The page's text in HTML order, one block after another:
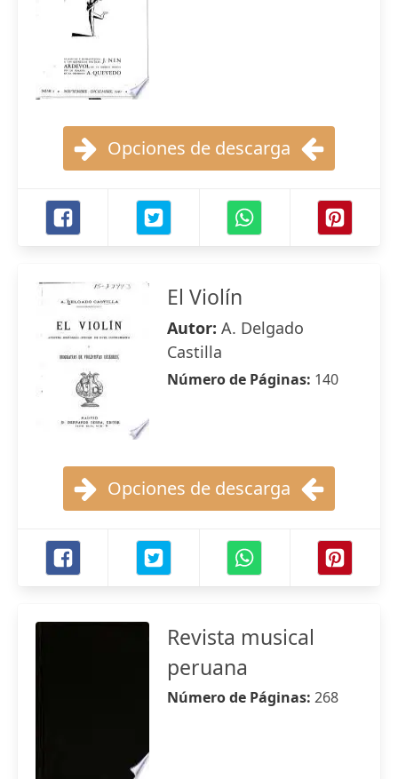
Opciones de descarga
El Violín
Autor: A. Delgado
Castilla
Número de Páginas: 140
Opciones de descarga
Revista musical
peruana
Número de Páginas: 268